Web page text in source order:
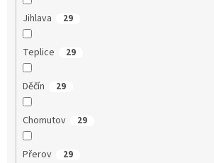
Jihlava 29
Teplice 29
Děčín 29
Chomutov 29
Přerov 29